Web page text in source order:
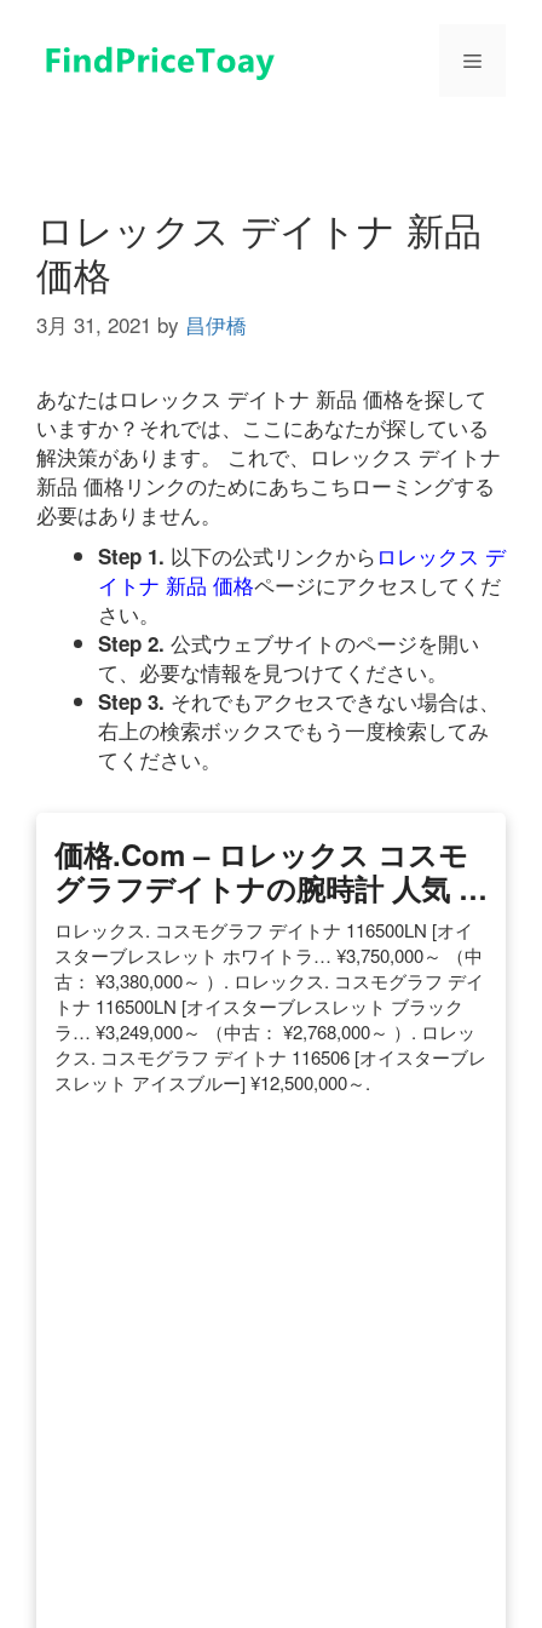
メ
ロレックス デイトナ 新品
価格
3月 31, 2021 by 昌伊橋
あなたはロレックス デイトナ 新品 価格を探して
いますか？それでは、ここにあなたが探している
解決策があります。 これで、ロレックス デイトナ
新品 価格リンクのためにあちこちローミングする
必要はありません。
Step 1. 以下の公式リンクから ロレックス デ
イトナ 新品 価格ページにアクセスしてくだ
さい。
Step 2. 公式ウェブサイトのページを開い
て、必要な情報を見つけてください。
Step 3. それでもアクセスできない場合は、
右上の検索ボックスでもう一度検索してみ
てください。
価格.com – ロレックス コスモ
グラフデイトナの腕時計 人気 …
ロレックス. コスモグラフ デイトナ 116500LN [オイ
スターブレスレット ホワイトラ… ¥3,750,000～ （中
古： ¥3,380,000～ ）. ロレックス. コスモグラフ デイ
トナ 116500LN [オイスターブレスレット ブラック
ラ… ¥3,249,000～ （中古： ¥2,768,000～ ）. ロレッ
クス. コスモグラフ デイトナ 116506 [オイスターブレ
スレット アイスブルー] ¥12,500,000～.